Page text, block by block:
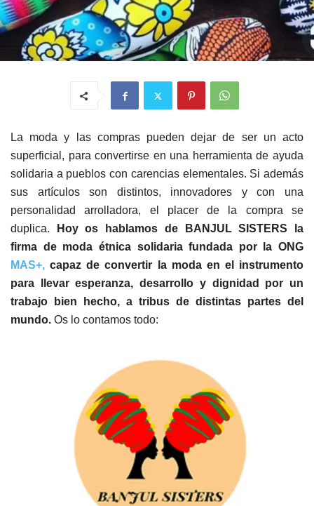
La moda y las compras pueden dejar de ser un acto
superficial, para convertirse en una herramienta de ayuda
solidaria a pueblos con carencias elementales. Si además
sus artículos son distintos, innovadores y con una
personalidad arrolladora, el placer de la compra se
duplica.
Hoy os hablamos de BANJUL SISTERS la
firma de moda étnica solidaria fundada por la ONG
MAS+, capaz de convertir la moda en el instrumento
para llevar esperanza, desarrollo y dignidad por un
trabajo bien hecho, a tribus de distintas partes del
mundo. Os lo contamos todo: